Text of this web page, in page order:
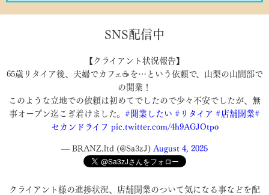
SNS配信中
【クライアント状況報告】
65歳リタイア後、夫婦でカフェ☕を…という依頼で、山梨の山間部で
の開業！
このような立地での依頼は初めてでしたので少々不安でしたが、無
事オープン迄こぎ着けました。 #開業したい #リタイア #店舗開業#
セカンドライフ pic.twitter.com/4h9AGJOtpo
— BRANZ.ltd (@Sa3zJ) August 4, 2025
クライアント様の進捗状況、店舗開業のついて気になる事などを配